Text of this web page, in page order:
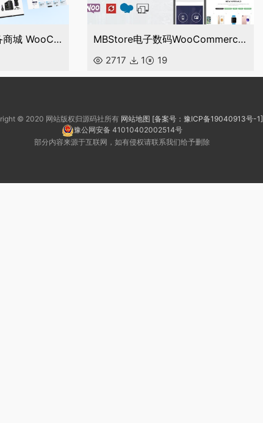
Gaming耳机电脑设备商城 WooCommerce 主题 MBStore电子数码WooCommerce WordPress 主题
2717 1 19
© 2020 网站版权归源码社所有 网站地图 [备案号：豫ICP备19040913号-1]
豫公网安备 41010402002514号
部分内容来源于互联网，如有侵权请联系我们给予删除